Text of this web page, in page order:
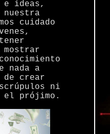
e ideas,
nuestra
cuidado
nada a
de crear
ni
el prójimo.